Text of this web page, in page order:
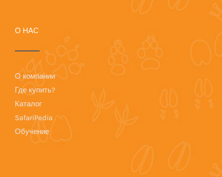
О НАС
О компании
Где купить?
Каталог
SafariPedia
Обучение